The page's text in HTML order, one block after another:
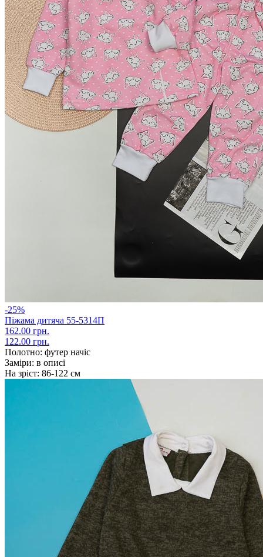
-25%
Піжама дитяча 55-5314П
162.00 грн.
122.00 грн.
Полотно: футер начіс
Заміри: в описі
На зріст: 86-122 см